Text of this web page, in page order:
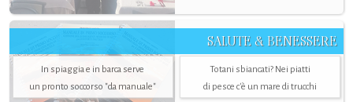
SALUTE & BENESSERE
In spiaggia e in barca serve
un pronto soccorso "da manuale"
Totani sbiancati? Nei piatti
di pesce c'è un mare di trucchi